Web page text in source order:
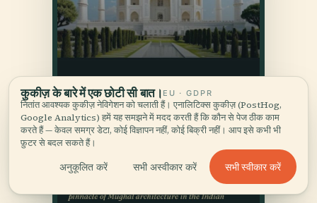
कुकीज़ के बारे में एक छोटी सी बात। EU · GDPR
नितांत आवश्यक कुकीज़ नेविगेशन को चलाती हैं। एनालिटिक्स कुकीज़ (PostHog,
Google Analytics) हमें यह समझने में मदद करती हैं कि कौन से पेज ठीक काम
करते हैं — केवल समग्र डेटा, कोई विज्ञापन नहीं, कोई बिक्री नहीं। आप इसे कभी भी
फ़ुटर से बदल सकते हैं।
अनुकूलित करें सभी अस्वीकार करें सभी स्वीकार करें